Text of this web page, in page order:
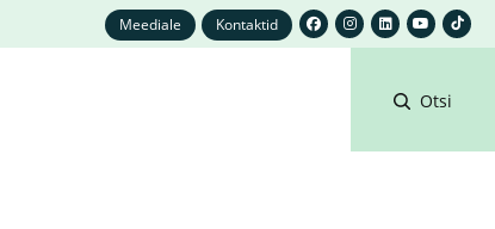
Meediale Kontaktid
Otsi